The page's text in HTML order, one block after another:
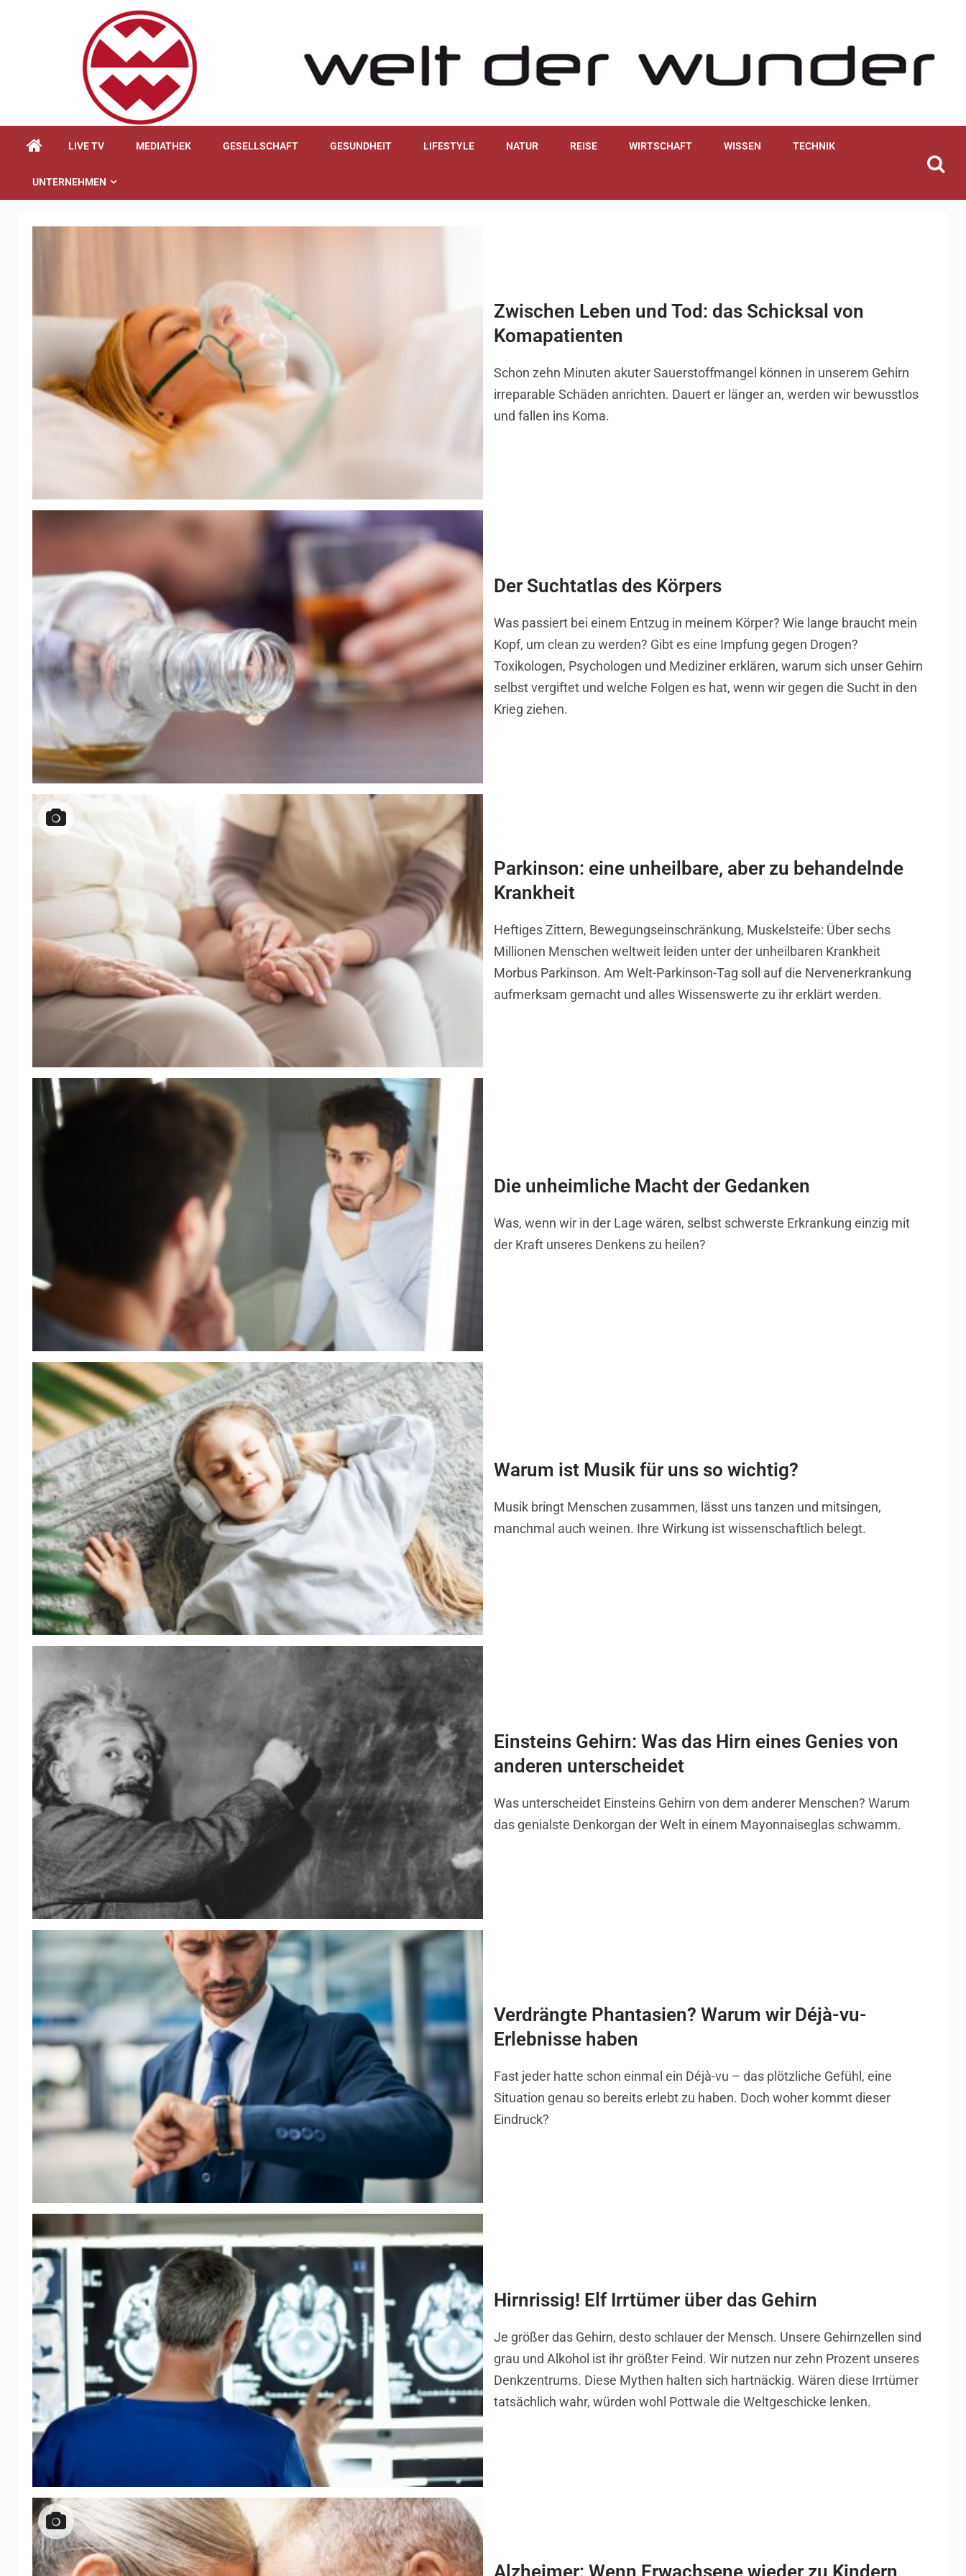
LIVE TV MEDIATHEK GESELLSCHAFT GESUNDHEIT LIFESTYLE NATUR REISE WIRTSCHAFT WISSEN TECHNIK
UNTERNEHMEN
Zwischen Leben und Tod: das Schicksal von
Komapatienten
Schon zehn Minuten akuter Sauerstoffmangel können in unserem Gehirn
irreparable Schäden anrichten. Dauert er länger an, werden wir bewusstlos
und fallen ins Koma.
Der Suchtatlas des Körpers
Was passiert bei einem Entzug in meinem Körper? Wie lange braucht mein
Kopf, um clean zu werden? Gibt es eine Impfung gegen Drogen?
Toxikologen, Psychologen und Mediziner erklären, warum sich unser Gehirn
selbst vergiftet und welche Folgen es hat, wenn wir gegen die Sucht in den
Krieg ziehen.
Parkinson: eine unheilbare, aber zu behandelnde
Krankheit
Heftiges Zittern, Bewegungseinschränkung, Muskelsteife: Über sechs
Millionen Menschen weltweit leiden unter der unheilbaren Krankheit
Morbus Parkinson. Am Welt-Parkinson-Tag soll auf die Nervenerkrankung
aufmerksam gemacht und alles Wissenswerte zu ihr erklärt werden.
Die unheimliche Macht der Gedanken
Was, wenn wir in der Lage wären, selbst schwerste Erkrankung einzig mit
der Kraft unseres Denkens zu heilen?
Warum ist Musik für uns so wichtig?
Musik bringt Menschen zusammen, lässt uns tanzen und mitsingen,
manchmal auch weinen. Ihre Wirkung ist wissenschaftlich belegt.
Einsteins Gehirn: Was das Hirn eines Genies von
anderen unterscheidet
Was unterscheidet Einsteins Gehirn von dem anderer Menschen? Warum
das genialste Denkorgan der Welt in einem Mayonnaiseglas schwamm.
Verdrängte Phantasien? Warum wir Déjà-vu-
Erlebnisse haben
Fast jeder hatte schon einmal ein Déjà-vu – das plötzliche Gefühl, eine
Situation genau so bereits erlebt zu haben. Doch woher kommt dieser
Eindruck?
Hirnrissig! Elf Irrtümer über das Gehirn
Je größer das Gehirn, desto schlauer der Mensch. Unsere Gehirnzellen sind
grau und Alkohol ist ihr größter Feind. Wir nutzen nur zehn Prozent unseres
Denkzentrums. Diese Mythen halten sich hartnäckig. Wären diese Irrtümer
tatsächlich wahr, würden wohl Pottwale die Weltgeschicke lenken.
Alzheimer: Wenn Erwachsene wieder zu Kindern